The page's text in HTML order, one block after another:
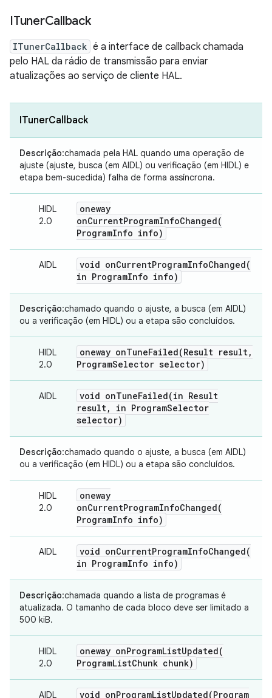
ITunerCallback
ITunerCallback é a interface de callback chamada
pelo HAL da rádio de transmissão para enviar
atualizações ao serviço de cliente HAL.
ITunerCallback
Descrição:chamada pela HAL quando uma operação de
ajuste (ajuste, busca (em AIDL) ou verificação (em HIDL) e
etapa bem-sucedida) falha de forma assíncrona.
HIDL
2.0
oneway
onCurrentProgramInfoChanged(
ProgramInfo info)
AIDL void onCurrentProgramInfoChanged(
in ProgramInfo info)
Descrição:chamado quando o ajuste, a busca (em AIDL)
ou a verificação (em HIDL) ou a etapa são concluídos.
HIDL
2.0
oneway onTuneFailed(Result result,
ProgramSelector selector)
AIDL void onTuneFailed(in Result
result, in ProgramSelector
selector)
Descrição:chamado quando o ajuste, a busca (em AIDL)
ou a verificação (em HIDL) ou a etapa são concluídos.
HIDL
2.0
oneway
onCurrentProgramInfoChanged(
ProgramInfo info)
AIDL void onCurrentProgramInfoChanged(
in ProgramInfo info)
Descrição:chamada quando a lista de programas é
atualizada. O tamanho de cada bloco deve ser limitado a
500 kiB.
HIDL
2.0
oneway onProgramListUpdated(
ProgramListChunk chunk)
AIDL void onProgramListUpdated(Program